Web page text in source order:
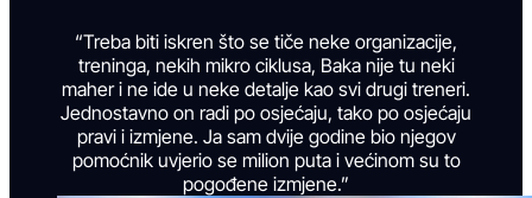
“Treba biti iskren što se tiče neke organizacije,
treninga, nekih mikro ciklusa, Baka nije tu neki
maher i ne ide u neke detalje kao svi drugi treneri.
Jednostavno on radi po osjećaju, tako po osjećaju
pravi i izmjene. Ja sam dvije godine bio njegov
pomoćnik uvjerio se milion puta i većinom su to
pogođene izmjene.”